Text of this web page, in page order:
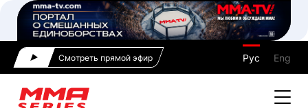
Смотреть прямой эфир Рус Eng